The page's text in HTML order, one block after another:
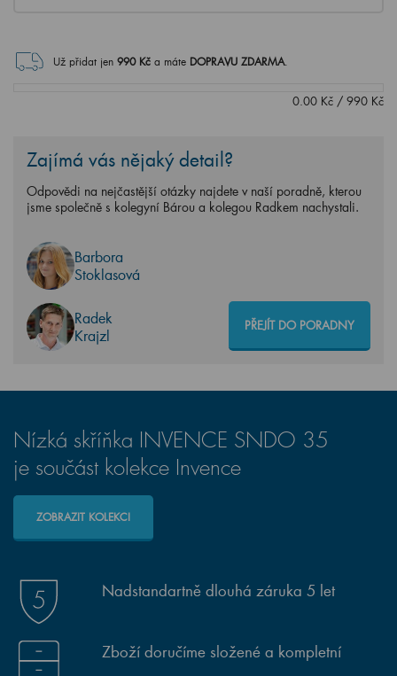
Už přidat jen 990Kč a máte DOPRAVU ZDARMA.
0.00 Kč / 990 Kč
Zajímá vás nějaký detail?
Odpovědi na nejčastější otázky najdete v naší poradně, kterou
jsme společně s kolegyní Bárou a kolegou Radkem nachystali.
Barbora
Stoklasová
Radek
Krajzl
PŘEJÍT DO PORADNY
Nízká skříňka INVENCE SNDO 35
je součást kolekce Invence
ZOBRAZIT KOLEKCI
Nadstandartně dlouhá záruka 5 let
Zboží doručíme složené a kompletní